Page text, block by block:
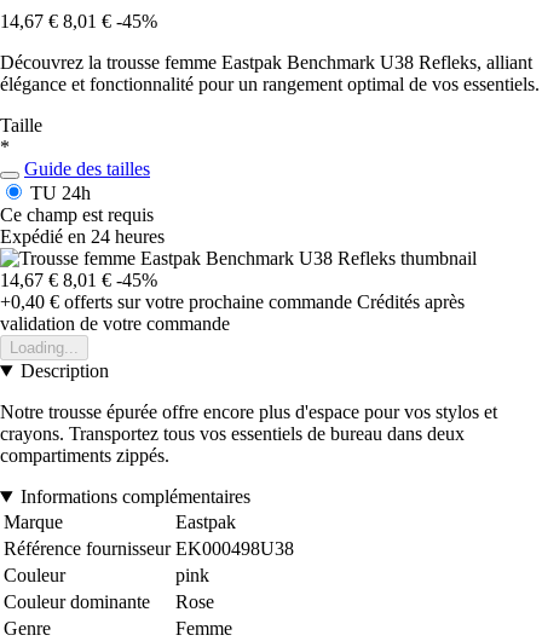
14,67 € 8,01 € -45%
Découvrez la trousse femme Eastpak Benchmark U38 Refleks, alliant
élégance et fonctionnalité pour un rangement optimal de vos essentiels.
Taille
*
Guide des tailles
TU 24h
Ce champ est requis
Expédié en 24 heures
14,67 € 8,01 € -45%
+0,40 € offerts sur votre prochaine commande Crédités après
validation de votre commande
Loading...
Description
Notre trousse épurée offre encore plus d'espace pour vos stylos et
crayons. Transportez tous vos essentiels de bureau dans deux
compartiments zippés.
Informations complémentaires
Marque
Eastpak
Référence fournisseur EK000498U38
Couleur
pink
Couleur dominante
Rose
Genre
Femme